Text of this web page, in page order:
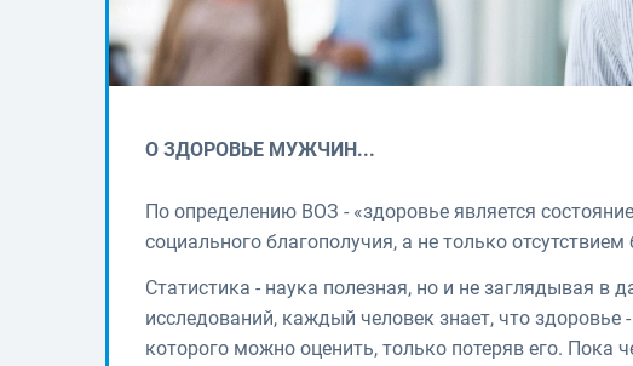
О ЗДОРОВЬЕ МУЖЧИН...
По определению ВОЗ - «здоровье является
социального благополучия, а не только
Статистика - наука полезная, но и не заглядывая в
исследований, каждый человек знает, что здоровье
которого можно оценить, только потеряв его. Пока